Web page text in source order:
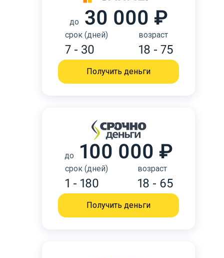
до 30 000 ₽
срок (дней)
7 - 30
возраст
18 - 75
Получить деньги
до 100 000 ₽
срок (дней)
1 - 180
возраст
18 - 65
Получить деньги